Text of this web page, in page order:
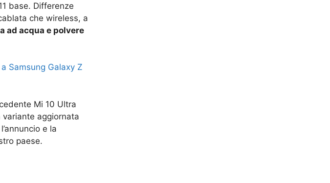
base. Differenze
che wireless, a
ad acqua e polvere
Samsung Galaxy Z
Mi 10 Ultra
aggiornata
e la
paese.